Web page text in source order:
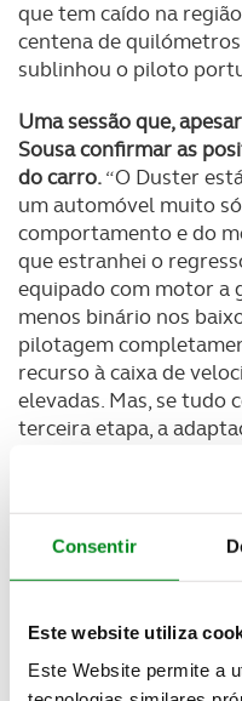
Consentir
Este website utiliza
Este Website permite a
que tem caído na
centena de quilómetros
sublinhou o piloto
Uma sessão que,
Sousa confirmar as
do carro.“O Duster
um automóvel muito
comportamento e do
que estranhei o
equipado com motor a
menos binário nos
pilotagem
recurso à caixa de
elevadas. Mas, se tudo
terceira etapa, a
sonhar com a
dez primeiros. Não vai
conta a dureza da
a qualidade dos
dunas do Perú, onde